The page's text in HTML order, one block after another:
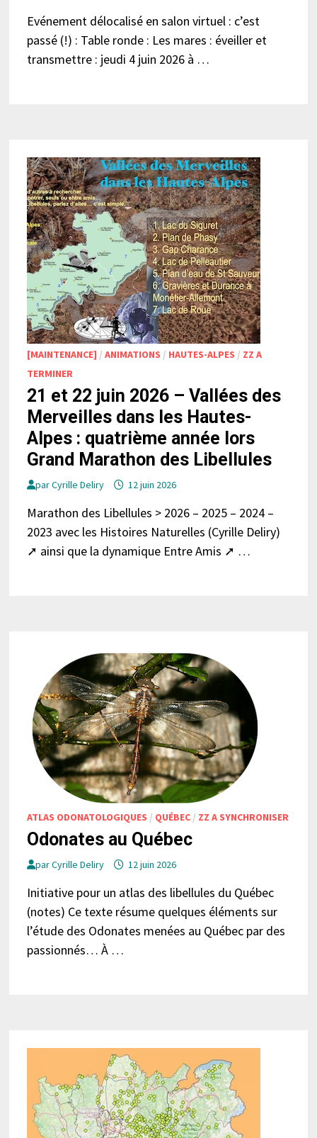
Evénement délocalisé en salon virtuel : c’est
passé (!) : Table ronde : Les mares : éveiller et
transmettre : jeudi 4 juin 2026 à …
[MAINTENANCE] / ANIMATIONS / HAUTES-ALPES / ZZ A
TERMINER
21 et 22 juin 2026 – Vallées des
Merveilles dans les Hautes-
Alpes : quatrième année lors
Grand Marathon des Libellules
parCyrille Deliry 12 juin 2026
Marathon des Libellules > 2026 – 2025 – 2024 –
2023 avec les Histoires Naturelles (Cyrille Deliry)
➚ ainsi que la dynamique Entre Amis ➚ …
ATLAS ODONATOLOGIQUES / QUÉBEC/ ZZ A SYNCHRONISER
Odonates au Québec
parCyrille Deliry 12 juin 2026
Initiative pour un atlas des libellules du Québec
(notes) Ce texte résume quelques éléments sur
l’étude des Odonates menées au Québec par des
passionnés… À …